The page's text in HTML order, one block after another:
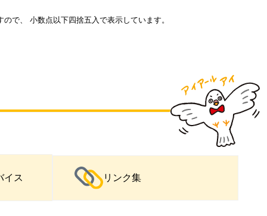
で、 小数点以下四捨五入で表示しています。
イス リンク集